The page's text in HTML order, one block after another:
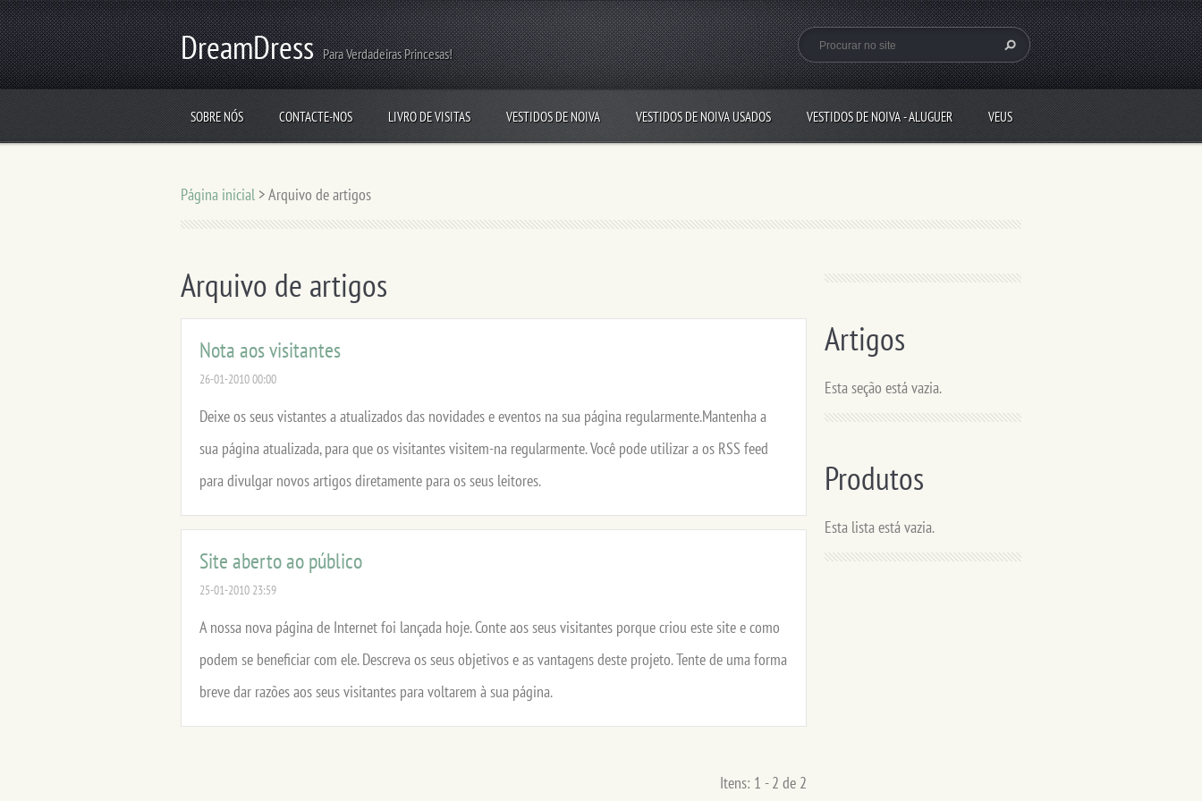
DreamDress Para Verdadeiras Princesas!
SOBRE NÓS CONTACTE-NOS LIVRO DE VISITAS VESTIDOS DE NOIVA VESTIDOS DE NOIVA USADOS VESTIDOS DE NOIVA - ALUGUER VEUS
Página inicial >Arquivo de artigos
Arquivo de artigos
Nota aos visitantes
26-01-2010 00:00
Deixe os seus vistantes a atualizados das novidades e eventos na sua página regularmente.Mantenha a
sua página atualizada, para que os visitantes visitem-na regularmente. Você pode utilizar a os RSS feed
para divulgar novos artigos diretamente para os seus leitores.
Site aberto ao público
25-01-2010 23:59
A nossa nova página de Internet foi lançada hoje. Conte aos seus visitantes porque criou este site e como
podem se beneficiar com ele. Descreva os seus objetivos e as vantagens deste projeto. Tente de uma forma
breve dar razões aos seus visitantes para voltarem à sua página.
Itens: 1 - 2 de 2
Artigos
Esta seção está vazia.
Produtos
Esta lista está vazia.